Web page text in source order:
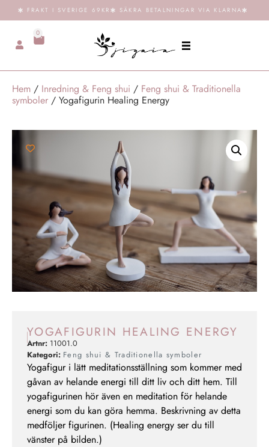
FRAKT I SVERIGE 69KR SÄKRA BETALNINGAR VIA KLARNA
0
Hem / Inredning & Feng shui / Feng shui & Traditionella
symboler / Yogafigurin Healing Energy
YOGAFIGURIN HEALING ENERGY
Artnr: 11001.0
Kategori: Feng shui & Traditionella symboler
Yogafigur i lätt meditationsställning som kommer med
gåvan av helande energi till ditt liv och ditt hem. Till
yogafigurinen hör även en meditation för helande
energi som du kan göra hemma. Beskrivning av detta
medföljer figurinen. (Healing energy ser du till
vänster på bilden.)